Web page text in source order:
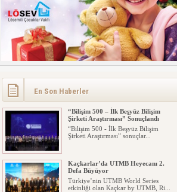
En Son Haberler
“Bilişim 500 – İlk Beşyüz Bilişim
Şirketi Araştırması” Sonuçlandı
“Bilişim 500 - İlk Beşyüz Bilişim
Şirketi Araştırması” sonuçlar...
Kaçkarlar’da UTMB Heyecanı 2.
Defa Büyüyor
Türkiye’nin UTMB World Series
etkinliği olan Kaçkar by UTMB, Ri...